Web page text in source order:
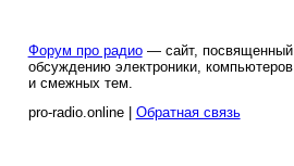
Форум про радио— сайт, посвященный
обсуждению электроники, компьютеров
и смежных тем.
pro-radio.online | Обратная связь